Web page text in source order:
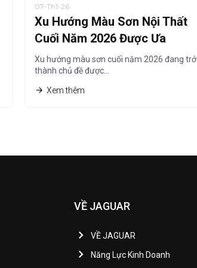
07-Th1-26
Xu Hướng Màu Sơn Nội Thất
Cuối Năm 2026 Được Ưa
Chuộng Nhất
Xu hướng màu sơn cuối năm 2026 đang trở
thành chủ đề được…
Xem thêm
VỀ JAGUAR
VỀ JAGUAR
Năng Lực Kinh Doanh